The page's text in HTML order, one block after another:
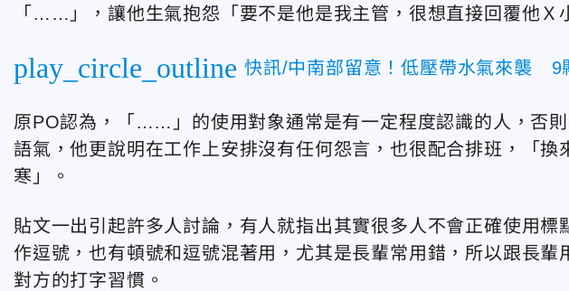
「……」，讓他生氣抱怨「要不是他是我主管，很想直接回覆他Ｘ
play_circle_outline 快訊/中南部留意！低壓帶水氣來襲 9
原PO認為，「……」的使用對象通常是有一定程度認識的人，否
語氣，他更說明在工作上安排沒有任何怨言，也很配合排班，「換
寒」。
貼文一出引起許多人討論，有人就指出其實很多人不會正確使用標
作逗號，也有頓號和逗號混著用，尤其是長輩常用錯，所以跟長輩
對方的打字習慣。